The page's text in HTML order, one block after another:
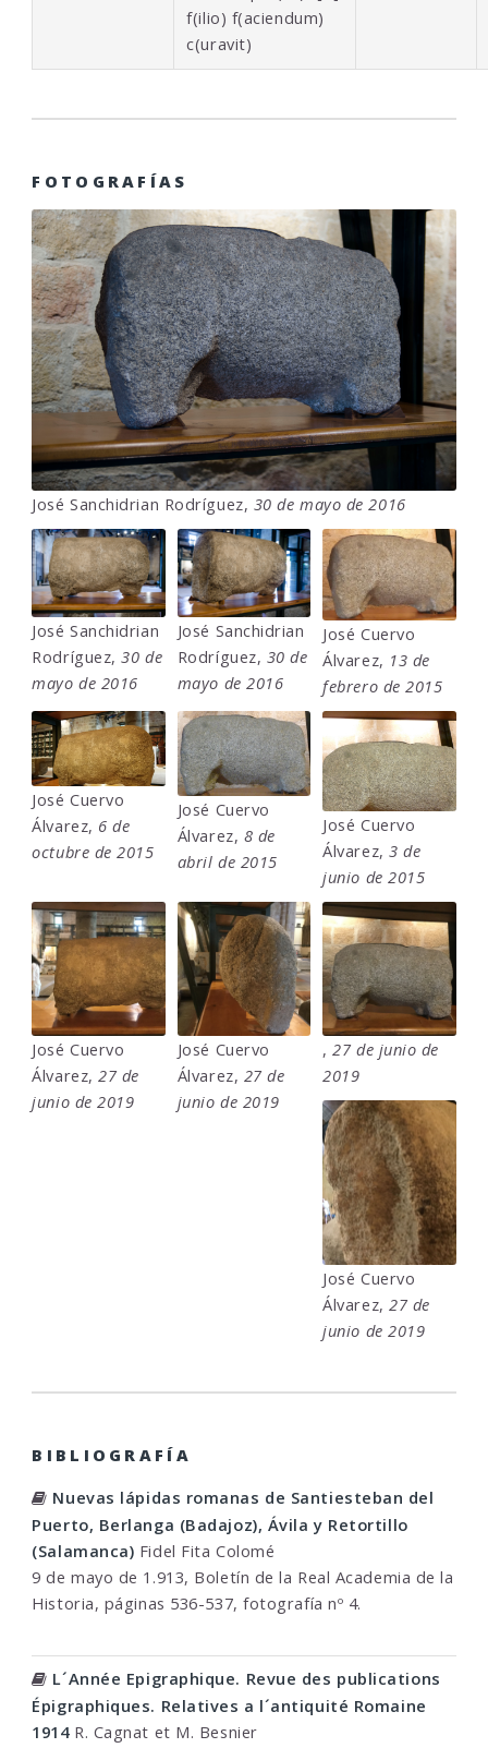
f(ilio) f(aciendum)
c(uravit)
FOTOGRAFÍAS
José Sanchidrian Rodríguez, 30 de mayo de 2016
José Sanchidrian
Rodríguez,30 de
mayo de 2016
José Sanchidrian
Rodríguez, 30 de
mayo de 2016
José Cuervo
Álvarez, 13 de
febrero de 2015
José Cuervo
Álvarez, 6 de
octubre de 2015
José Cuervo
Álvarez, 8 de
abril de 2015
José Cuervo
Álvarez,3 de
junio de 2015
José Cuervo
Álvarez,27 de
junio de 2019
José Cuervo
Álvarez, 27 de
junio de 2019
,27 de junio de
2019
José Cuervo
Álvarez,27 de
junio de 2019
BIBLIOGRAFÍA
Nuevas lápidas romanas de Santiesteban del
Puerto, Berlanga (Badajoz), Ávila y Retortillo
(Salamanca) Fidel Fita Colomé
9 de mayo de 1.913, Boletín de la Real Academia de la
Historia, páginas 536-537, fotografía nº 4.
L´Année Epigraphique. Revue des publications
Épigraphiques. Relatives a l´antiquité Romaine
1914R. Cagnat et M. Besnier